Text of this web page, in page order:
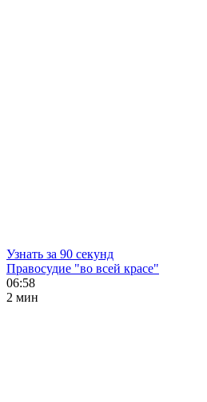
Узнать за 90 секунд
Правосудие "во всей красе"
06:58
2 мин